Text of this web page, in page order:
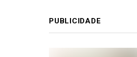
PUBLICIDADE